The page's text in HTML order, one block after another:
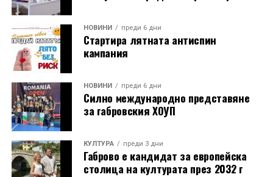
НОВИНИ преди 6 дни
Стартира лятната антиспин
кампания
НОВИНИ преди 6 дни
Силно международно представяне
за габровския ХОУП
КУЛТУРА преди 3 дни
Габрово е кандидат за европейска
столица на културата през 2032 г